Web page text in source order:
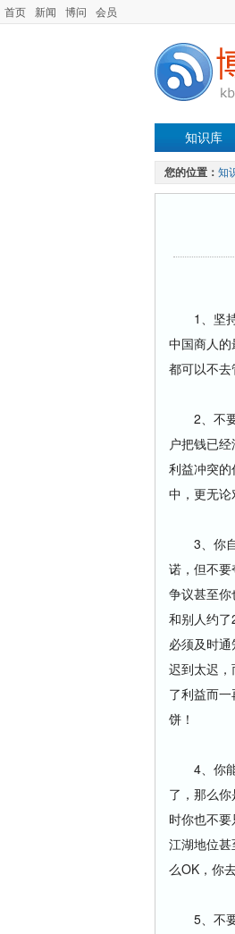
首页 新闻 博问 会员
知识库
您的位置： 知
1、坚持
中国商人
都可以不去
2、不要
户把钱已
利益冲突
中，更无论
3、你自
诺，但不
争议甚至
和别人约
必须及时
迟到太迟
了利益而
饼！
4、你能
了，那么
时你也不
江湖地位
么OK，你
5、不要